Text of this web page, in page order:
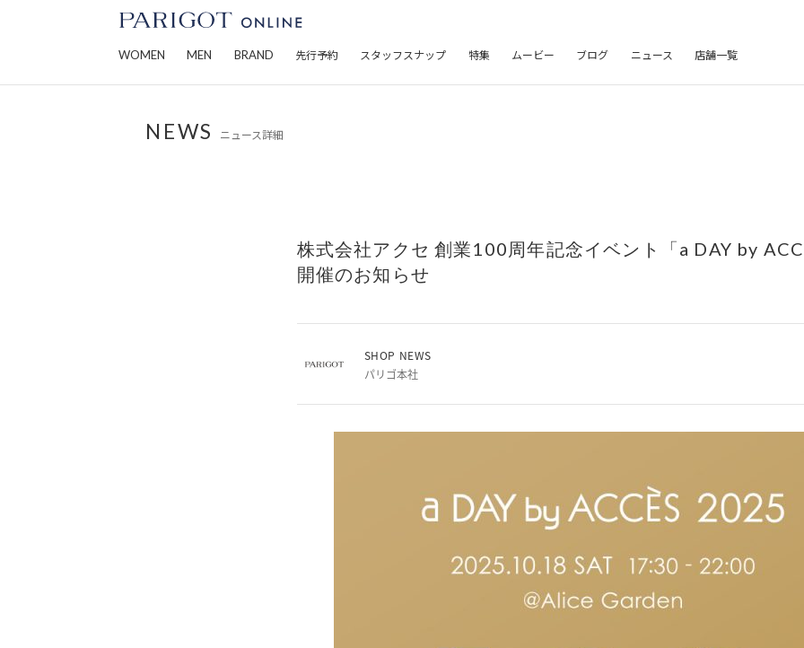
WOMEN MEN BRAND 先行予約 スタッフスナップ 特集 ムービー ブログ ニュース 店舗一覧
NEWS ニュース詳細
株式会社アクセ 創業100周年記念イベント「a DAY by
開催のお知らせ
SHOP NEWS
パリゴ本社